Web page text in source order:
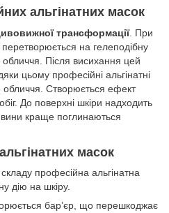
альгінатних масок
трансформації. При
на гелеподібну
Після висихання цей
цьому професійні альгінатні
Створюється ефект
До поверхні шкіри надходить
краще поглинаються
масок
професійна альгінатна
дію на шкіру.
бар’єр, що перешкоджає